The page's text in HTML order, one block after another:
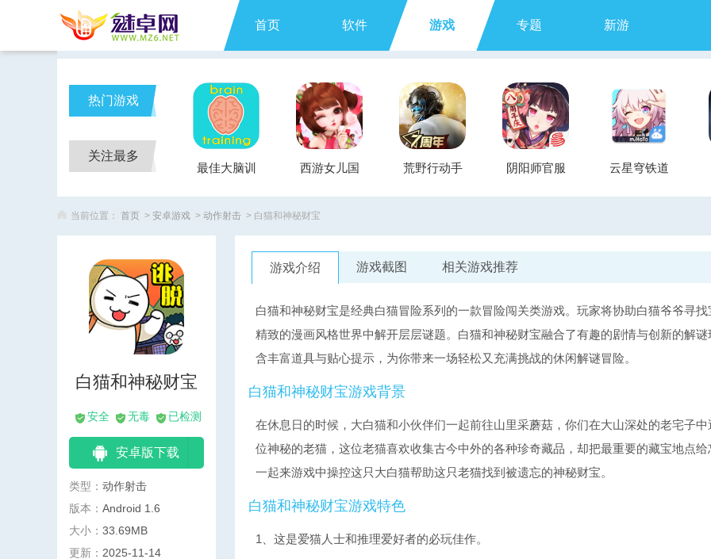
首页 软件 游戏 专题 新游
热门游戏
关注最多
最佳大脑训
练Brain
西游女儿国 荒野行动手
游
阴阳师官服 云星穹铁道
当前位置： 首页 > 安卓游戏 > 动作射击 > 白猫和神秘财宝
白猫和神秘财宝
安全 无毒 已检测
安卓版下载
类型： 动作射击
版本： Android 1.6
大小： 33.69MB
更新： 2025-11-14
游戏介绍 游戏截图 相关游戏推荐
白猫和神秘财宝是经典白猫冒险系列的一款冒险闯关类游戏。玩家将协助白猫爷爷寻找
精致的漫画风格世界中解开层层谜题。白猫和神秘财宝融合了有趣的剧情与创新的解谜
含丰富道具与贴心提示，为你带来一场轻松又充满挑战的休闲解谜冒险。
白猫和神秘财宝游戏背景
在休息日的时候，大白猫和小伙伴们一起前往山里采蘑菇，你们在大山深处的老宅子中
位神秘的老猫，这位老猫喜欢收集古今中外的各种珍奇藏品，却把最重要的藏宝地点给
一起来游戏中操控这只大白猫帮助这只老猫找到被遗忘的神秘财宝。
白猫和神秘财宝游戏特色
1、这是爱猫人士和推理爱好者的必玩佳作。